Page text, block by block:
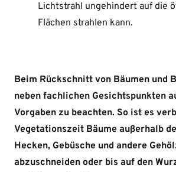
Lichtstrahl ungehindert auf die
Flächen strahlen kann.
Beim Rückschnitt von Bäumen und
neben fachlichen Gesichtspunkten
Vorgaben zu beachten. So ist es
Vegetationszeit Bäume außerhalb
Hecken, Gebüsche und andere
abzuschneiden oder bis auf den